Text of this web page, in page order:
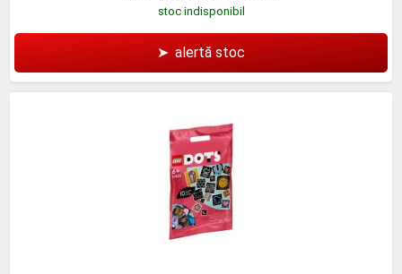
stoc indisponibil
➤ alertă stoc